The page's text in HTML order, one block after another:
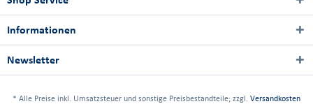
Informationen
Newsletter
* Alle Preise inkl. Umsatzsteuer und sonstige Preisbestandteile; zzgl. Versandkosten